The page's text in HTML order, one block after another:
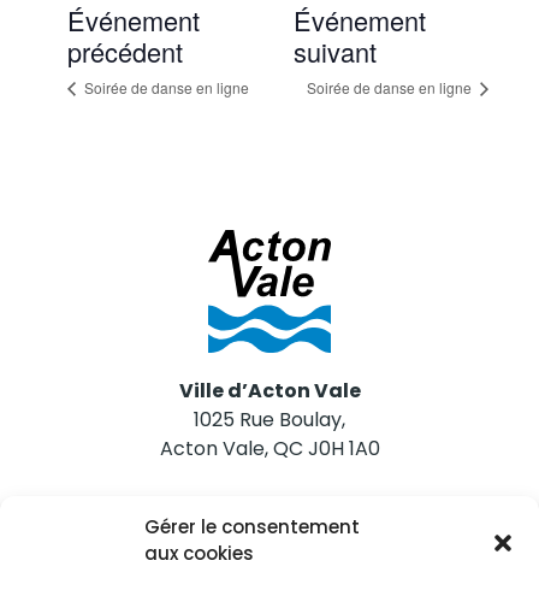
Gérer le consentement
aux cookies
Événement
précédent
Soirée de danse en ligne
Événement
suivant
Soirée de danse en ligne
Ville d’Acton Vale
1025 Rue Boulay,
Acton Vale, QC J0H 1A0
Nous joindre
Tél. 450 546-2703